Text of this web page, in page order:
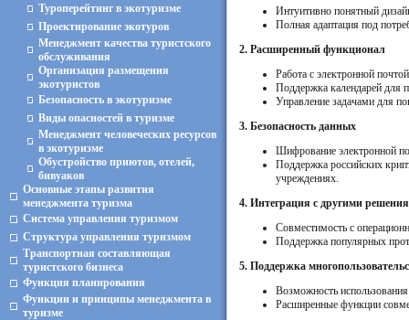
Туроперейтинг в экотуризме
Проектирование экотуров
Менеджмент качества туристского
обслуживания
Организация размещения
экотуристов
Безопасность в экотуризме
Виды опасностей в туризме
Менеджмент человеческих ресурсов
в экотуризме
Обустройство приютов, отелей,
бивуаков
Основные этапы развития
менеджмента туризма
Система управления туризмом
Структура управления туризмом
Транспортная составляющая
туристского бизнеса
Функция планирования
Функции и принципы менеджмента в
туризме
Интуитивно понятный
Полная адаптация под
2. Расширенный функционал
Работа с электронной
Поддержка календарей для
Управление задачами для
3. Безопасность данных
Шифрование электронной
Поддержка российских
учреждениях.
4. Интеграция с другими
Совместимость с
Поддержка популярных
5. Поддержка
Возможность
Расширенные функции